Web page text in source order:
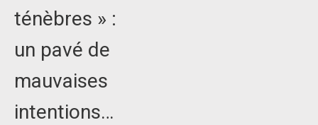
ténèbres » :
un pavé de
mauvaises
intentions…